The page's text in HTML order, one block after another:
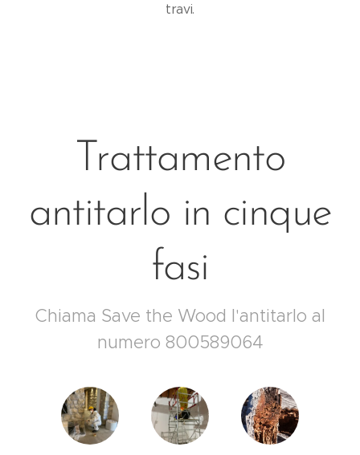
travi.
Trattamento
antitarlo in cinque
fasi
Chiama Save the Wood l'antitarlo al
numero 800589064